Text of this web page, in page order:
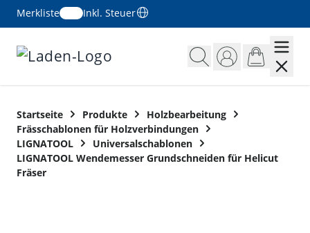
Merkliste
Inkl. Steuer
Startseite Produkte
Holzbearbeitung
Frässchablonen für Holzverbindungen
LIGNATOOL
Universalschablonen
LIGNATOOL Wendemesser Grundschneiden für Helicut
Fräser